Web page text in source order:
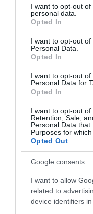
not limited to your visit
grant or deny consent
use your data for
consent section.
I want to opt-out
personal data.
Opted In
I want to opt-out
Personal Data.
Opted In
I want to opt-out
Personal Data for
Opted In
I want to opt-out of
Retention, Sale,
Personal Data
Purposes for
Opted Out
Google consents
I want to allow
related to
device identifiers in
Ποιοι κάνουν
Έως 600 ευρώ η
09.08.2026 | 14:40
Έκτακτα μέτρα και
σήμερα στην Εύβοια
09.08.2026 | 14:20
e-ΕΦΚΑ και ΔΥΠΑ:
δικαιούχοι
14 Αυγούστου
09.08.2026 | 14:00
Κατάνυξη στην
Παράκληση της
Λούτσα με
του ελληνικού
καλοκαιριού για
φωτιές
Καρκίνος: Τα
περιστατικά
αναμένεται να
αυξηθούν κατά 67%
έως το 2050